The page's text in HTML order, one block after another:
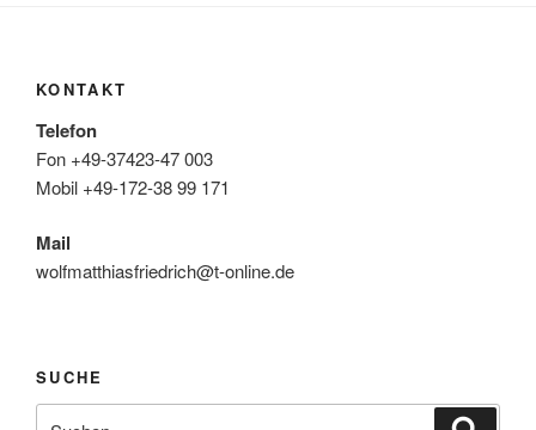
KONTAKT
Telefon
Fon +49-37423-47 003
Mobil +49-172-38 99 171
Mail
wolfmatthiasfriedrich@t-online.de
SUCHE